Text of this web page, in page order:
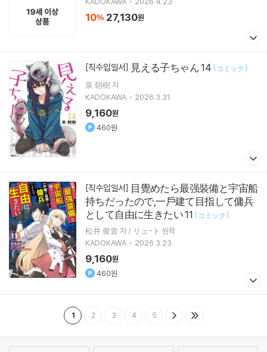
10% 27,130원
[직수입일서] 見える子ちゃん 14 [ コミック ]
泉 朝樹 저
KADOKAWA
2026.3.31.
9,160원
460원
[직수입일서]
持ちだったので,一戶建て目指して傭兵
として自由に生きたい 11 [ コミック ]
松井 俊壹 저 / リュ-ト 원작
KADOKAWA
2026.3.23.
9,160원
460원
1 2 3 4 5